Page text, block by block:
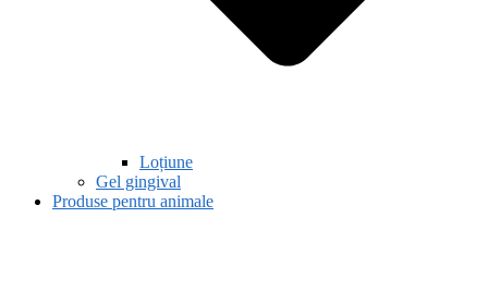
Loțiune
Gel gingival
Produse pentru animale